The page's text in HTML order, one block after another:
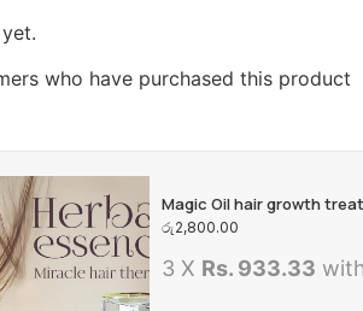
who have purchased this product
Magic Oil hair growth
රු2,800.00
3 X Rs. 933.33